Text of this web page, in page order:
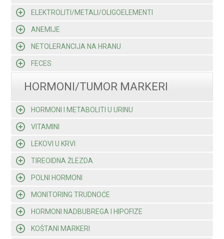
ELEKTROLITI/METALI/OLIGOELEMENTI
ANEMIJE
NETOLERANCIJA NA HRANU
FECES
HORMONI/TUMOR MARKERI
HORMONI I METABOLITI U URINU
VITAMINI
LEKOVI U KRVI
TIREOIDNA ŽLEZDA
POLNI HORMONI
MONITORING TRUDNOĆE
HORMONI NADBUBREGA I HIPOFIZE
KOŠTANI MARKERI